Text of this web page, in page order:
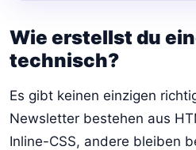
Wie erstellst du
technisch?
Es gibt keinen einzigen
Newsletter bestehen aus
Inline-CSS, andere bleiben